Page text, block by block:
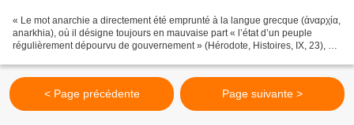
« Le mot anarchie a directement été emprunté à la langue grecque (ἀναρχία,
anarkhia), où il désigne toujours en mauvaise part « l’état d’un peuple
régulièrement dépourvu de gouvernement » (Hérodote, Histoires, IX, 23), «
< Page précédente Page suivante >